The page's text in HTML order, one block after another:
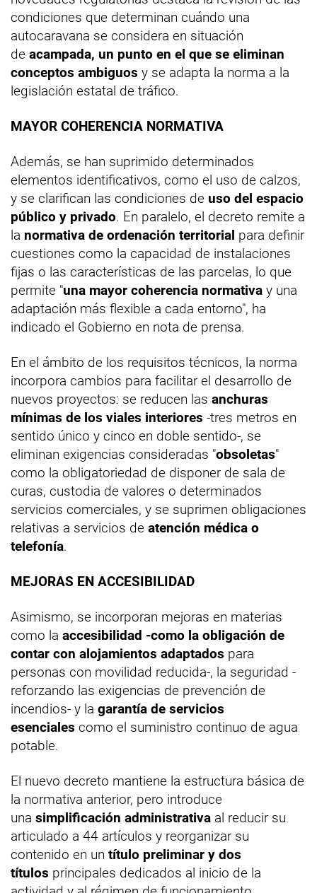
condiciones que determinan cuándo una
autocaravana se considera en situación
de acampada, un punto en el que se eliminan
conceptos ambiguos y se adapta la norma a la
legislación estatal de tráfico.
MAYOR COHERENCIA NORMATIVA
Además, se han suprimido determinados
elementos identificativos, como el uso de calzos,
y se clarifican las condiciones de uso del espacio
público y privado. En paralelo, el decreto remite a
la normativa de ordenación territorial para definir
cuestiones como la capacidad de instalaciones
fijas o las características de las parcelas, lo que
permite "una mayor coherencia normativa y una
adaptación más flexible a cada entorno", ha
indicado el Gobierno en nota de prensa.
En el ámbito de los requisitos técnicos, la norma
incorpora cambios para facilitar el desarrollo de
nuevos proyectos: se reducen las anchuras
mínimas de los viales interiores -tres metros en
sentido único y cinco en doble sentido-, se
eliminan exigencias consideradas "obsoletas"
como la obligatoriedad de disponer de sala de
curas, custodia de valores o determinados
servicios comerciales, y se suprimen obligaciones
relativas a servicios de atención médica o
telefonía.
MEJORAS EN ACCESIBILIDAD
Asimismo, se incorporan mejoras en materias
como la accesibilidad -como la obligación de
contar con alojamientos adaptados para
personas con movilidad reducida-, la seguridad -
reforzando las exigencias de prevención de
incendios- y la garantía de servicios
esenciales como el suministro continuo de agua
potable.
El nuevo decreto mantiene la estructura básica de
la normativa anterior, pero introduce
una simplificación administrativa al reducir su
articulado a 44 artículos y reorganizar su
contenido en un título preliminar y dos
títulos principales dedicados al inicio de la